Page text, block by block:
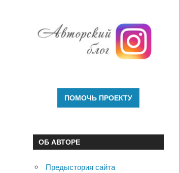
ОБ АВТОРЕ
Предыстория сайта